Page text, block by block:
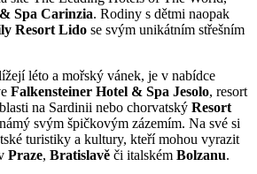
Spa Carinzia. Rodiny s dětmi naopak
Resort Lido se svým unikátním střešním
léto a mořský vánek, je v nabídce
Falkensteiner Hotel & Spa Jesolo, resort
na Sardinii nebo chorvatský Resort
svým špičkovým zázemím. Na své si
turistiky a kultury, kteří mohou vyrazit
Praze, Bratislavě či italském Bolzanu.